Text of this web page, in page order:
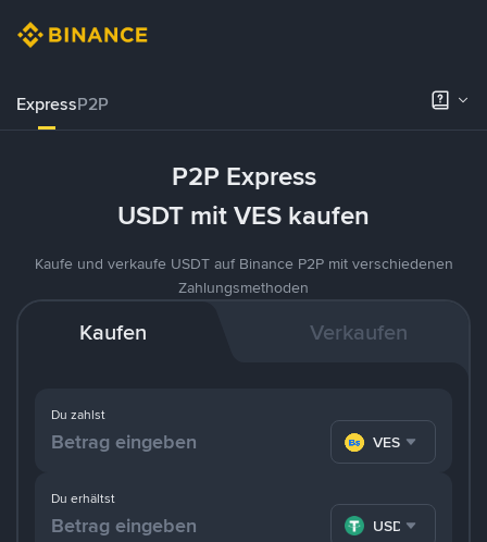
ExpressP2P
P2P Express
USDT mit VES kaufen
Kaufe und verkaufe USDT auf Binance P2P mit verschiedenen
Zahlungsmethoden
Kaufen Verkaufen
Du zahlst
VES
Du erhältst
USDT